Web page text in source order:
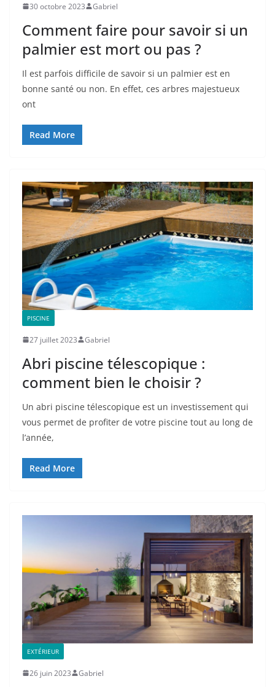
30 octobre 2023 Gabriel
Comment faire pour savoir si un
palmier est mort ou pas ?
Il est parfois difficile de savoir si un palmier est en
bonne santé ou non. En effet, ces arbres majestueux
ont
Read More
PISCINE
27 juillet 2023 Gabriel
Abri piscine télescopique :
comment bien le choisir ?
Un abri piscine télescopique est un investissement qui
vous permet de profiter de votre piscine tout au long de
l’année,
Read More
EXTÉRIEUR
26 juin 2023 Gabriel